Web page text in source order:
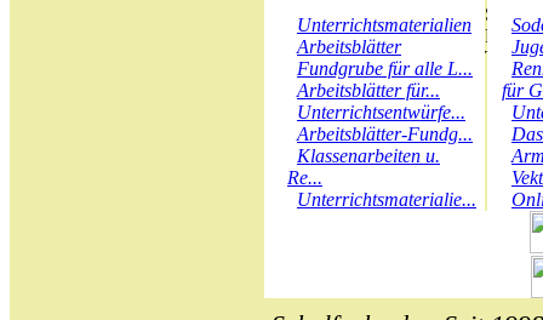
Unterrichtsmaterialien
Arbeitsblätter
Fundgrube für alle L...
Arbeitsblätter für...
Unterrichtsentwürfe...
Arbeitsblätter-Fundg...
Klassenarbeiten u.
Re...
Unterrichtsmaterialie...
für